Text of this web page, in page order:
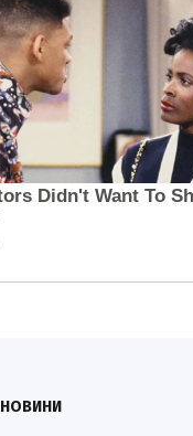
НОВИНИ